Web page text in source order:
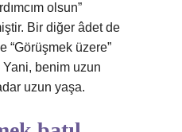
olsun”
Bir diğer âdet de
“Görüşmek üzere”
Yani, benim uzun
uzun yaşa.